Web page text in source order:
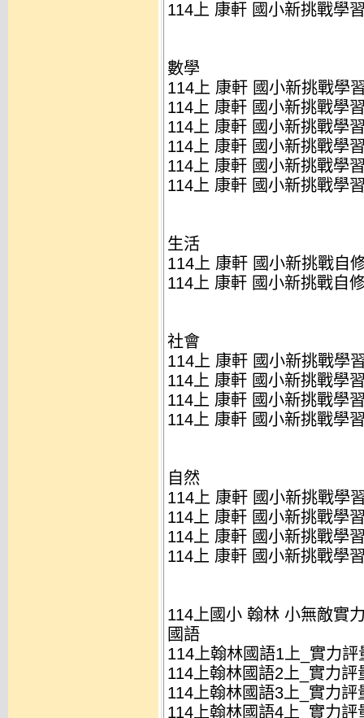
114上 康軒 國小新挑戰學
數學
114上 康軒 國小新挑戰學
114上 康軒 國小新挑戰學
114上 康軒 國小新挑戰學
114上 康軒 國小新挑戰學
114上 康軒 國小新挑戰學
114上 康軒 國小新挑戰學
生活
114上 康軒 國小新挑戰自
114上 康軒 國小新挑戰自
社會
114上 康軒 國小新挑戰學
114上 康軒 國小新挑戰學
114上 康軒 國小新挑戰學
114上 康軒 國小新挑戰學
自然
114上 康軒 國小新挑戰學
114上 康軒 國小新挑戰學
114上 康軒 國小新挑戰學
114上 康軒 國小新挑戰學
114上國小 翰林 小無敵實
國語
114上翰林國語1上_實力評
114上翰林國語2上_實力評
114上翰林國語3上_實力評
114上翰林國語4上_實力評